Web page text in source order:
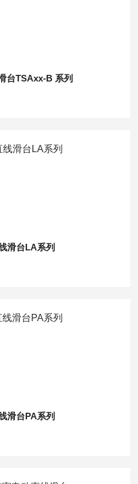
台TSAxx-B 系列
滑台LA系列
滑台PA系列